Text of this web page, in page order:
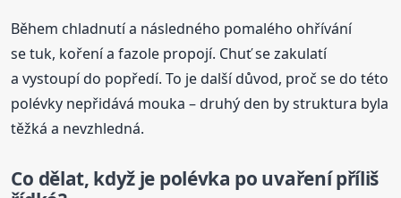
Během chladnutí a následného pomalého ohřívání
se tuk, koření a fazole propojí. Chuť se zakulatí
a vystoupí do popředí. To je další důvod, proč se do této
polévky nepřidává mouka – druhý den by struktura byla
těžká a nevzhledná.
Co dělat, když je polévka po uvaření příliš